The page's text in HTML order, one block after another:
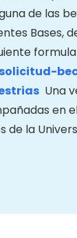
de las
Bases,
Una
en
de la